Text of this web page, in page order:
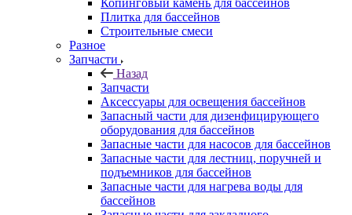
Копинговый камень для бассейнов
Плитка для бассейнов
Строительные смеси
Разное
Запчасти
Назад
Запчасти
Аксессуары для освещения бассейнов
Запасный части для дизенфицирующего
оборудования для бассейнов
Запасные части для насосов для бассейнов
Запасные части для лестниц, поручней и
подъемников для бассейнов
Запасные части для нагрева воды для
бассейнов